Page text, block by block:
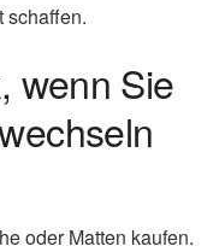
schaffen.
wenn Sie
oder Matten kaufen.